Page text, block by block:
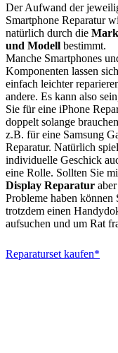
Der Aufwand der
Smartphone Reparatur
natürlich durch die
und Modell bestimmt.
Manche Smartphones
Komponenten lassen sich
einfach leichter
andere. Es kann also
Sie für eine iPhone
doppelt solange
z.B. für eine Samsung
Reparatur. Natürlich
individuelle Geschick
eine Rolle. Sollten Sie
Display Reparatur aber
Probleme haben können
trotzdem einen
aufsuchen und um Rat
Reparaturset kaufen*